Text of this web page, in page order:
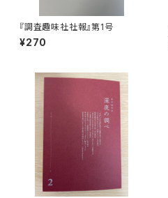
『調査趣味社社報』第1号
¥270